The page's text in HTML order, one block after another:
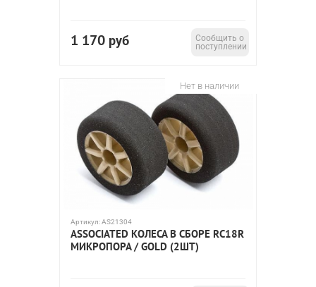
1 170 руб
Сообщить о
поступлении
Нет в наличии
Артикул:AS21304
ASSOCIATED КОЛЕСА В СБОРЕ RC18R
МИКРОПОРА / GOLD (2ШТ)